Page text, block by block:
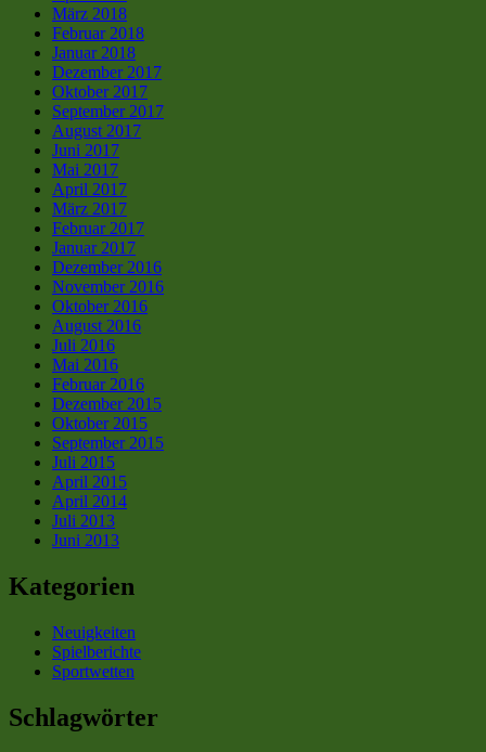
März 2018
Februar 2018
Januar 2018
Dezember 2017
Oktober 2017
September 2017
August 2017
Juni 2017
Mai 2017
April 2017
März 2017
Februar 2017
Januar 2017
Dezember 2016
November 2016
Oktober 2016
August 2016
Juli 2016
Mai 2016
Februar 2016
Dezember 2015
Oktober 2015
September 2015
Juli 2015
April 2015
April 2014
Juli 2013
Juni 2013
Kategorien
Neuigkeiten
Spielberichte
Sportwetten
Schlagwörter